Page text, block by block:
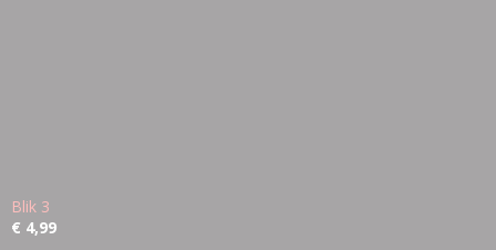
Blik 3
€ 4,99